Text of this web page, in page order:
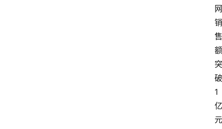
网
销
售
额
突
破
1
亿
元